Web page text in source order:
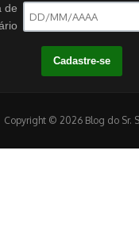
de
Copyright © 2026 Blog do Sr.